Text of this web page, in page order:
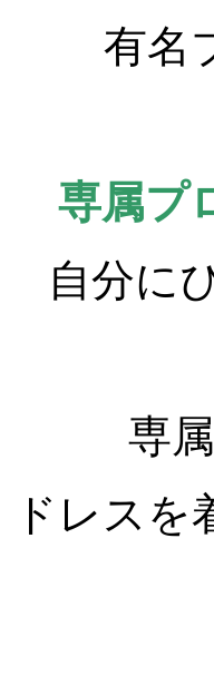
有名
専属プ
自分に
専
ドレスを